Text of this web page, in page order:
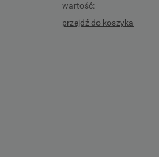
wartość:
przejdź do koszyka